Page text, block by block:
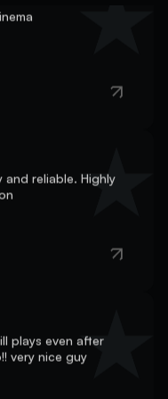
reliable. Highly
plays even after
very nice guy